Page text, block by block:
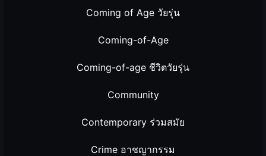
Coming of Age วัยรุ่น
Coming-of-Age
Coming-of-age ชีวิตวัยรุ่น
Community
Contemporary ร่วมสมัย
Crime อาชญากรรม